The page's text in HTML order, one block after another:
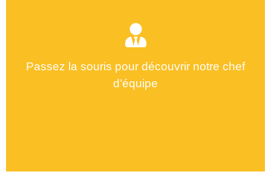
Passez la souris pour découvrir notre chef
d’équipe